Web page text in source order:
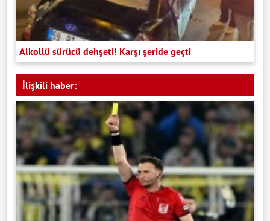
Alkollü sürücü dehşeti! Karşı şeride geçti
İlişkili haber: